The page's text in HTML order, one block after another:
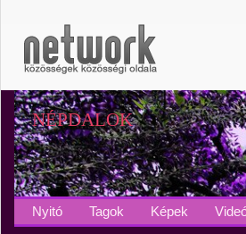
NÉPDALOK
Nyitó Tagok Képek